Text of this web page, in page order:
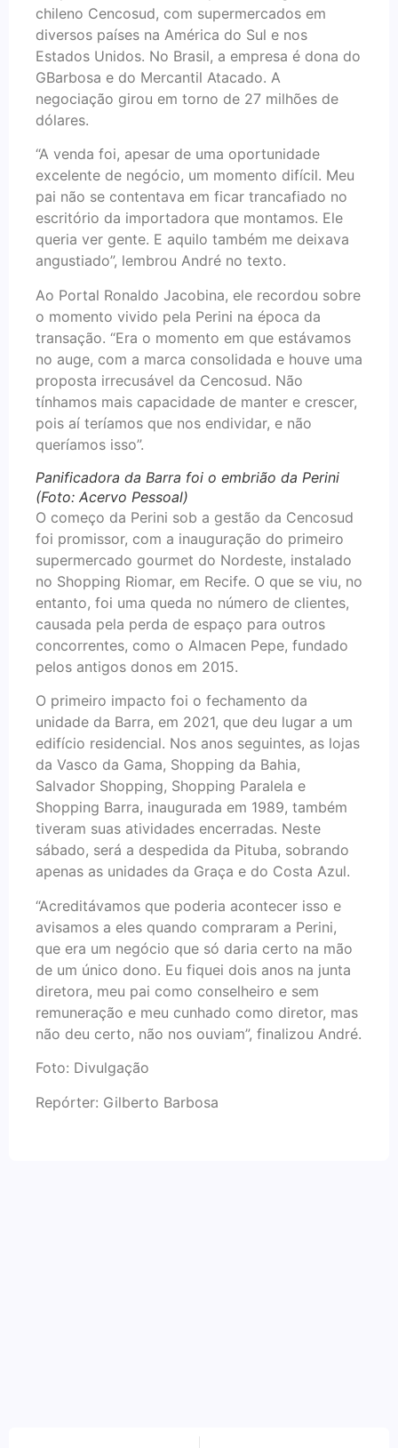
chileno Cencosud, com supermercados em
diversos países na América do Sul e nos
Estados Unidos. No Brasil, a empresa é dona do
GBarbosa e do Mercantil Atacado. A
negociação girou em torno de 27 milhões de
dólares.
“A venda foi, apesar de uma oportunidade
excelente de negócio, um momento difícil. Meu
pai não se contentava em ficar trancafiado no
escritório da importadora que montamos. Ele
queria ver gente. E aquilo também me deixava
angustiado”, lembrou André no texto.
Ao Portal Ronaldo Jacobina, ele recordou sobre
o momento vivido pela Perini na época da
transação. “Era o momento em que estávamos
no auge, com a marca consolidada e houve uma
proposta irrecusável da Cencosud. Não
tínhamos mais capacidade de manter e crescer,
pois aí teríamos que nos endividar, e não
queríamos isso”.
Panificadora da Barra foi o embrião da Perini
(Foto: Acervo Pessoal)
O começo da Perini sob a gestão da Cencosud
foi promissor, com a inauguração do primeiro
supermercado gourmet do Nordeste, instalado
no Shopping Riomar, em Recife. O que se viu, no
entanto, foi uma queda no número de clientes,
causada pela perda de espaço para outros
concorrentes, como o Almacen Pepe, fundado
pelos antigos donos em 2015.
O primeiro impacto foi o fechamento da
unidade da Barra, em 2021, que deu lugar a um
edifício residencial. Nos anos seguintes, as lojas
da Vasco da Gama, Shopping da Bahia,
Salvador Shopping, Shopping Paralela e
Shopping Barra, inaugurada em 1989, também
tiveram suas atividades encerradas. Neste
sábado, será a despedida da Pituba, sobrando
apenas as unidades da Graça e do Costa Azul.
“Acreditávamos que poderia acontecer isso e
avisamos a eles quando compraram a Perini,
que era um negócio que só daria certo na mão
de um único dono. Eu fiquei dois anos na junta
diretora, meu pai como conselheiro e sem
remuneração e meu cunhado como diretor, mas
não deu certo, não nos ouviam”, finalizou André.
Foto: Divulgação
Repórter: Gilberto Barbosa